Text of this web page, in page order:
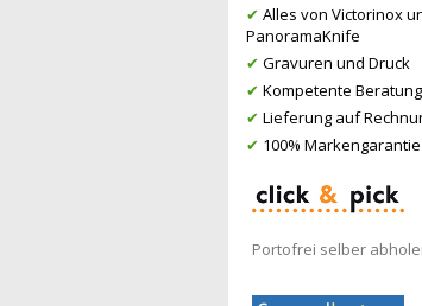
✔ Alles von Victorinox
PanoramaKnife
✔ Gravuren und Druck
✔ Kompetente Beratung
✔ Lieferung auf
✔ 100% Markengarantie
Portofrei selber